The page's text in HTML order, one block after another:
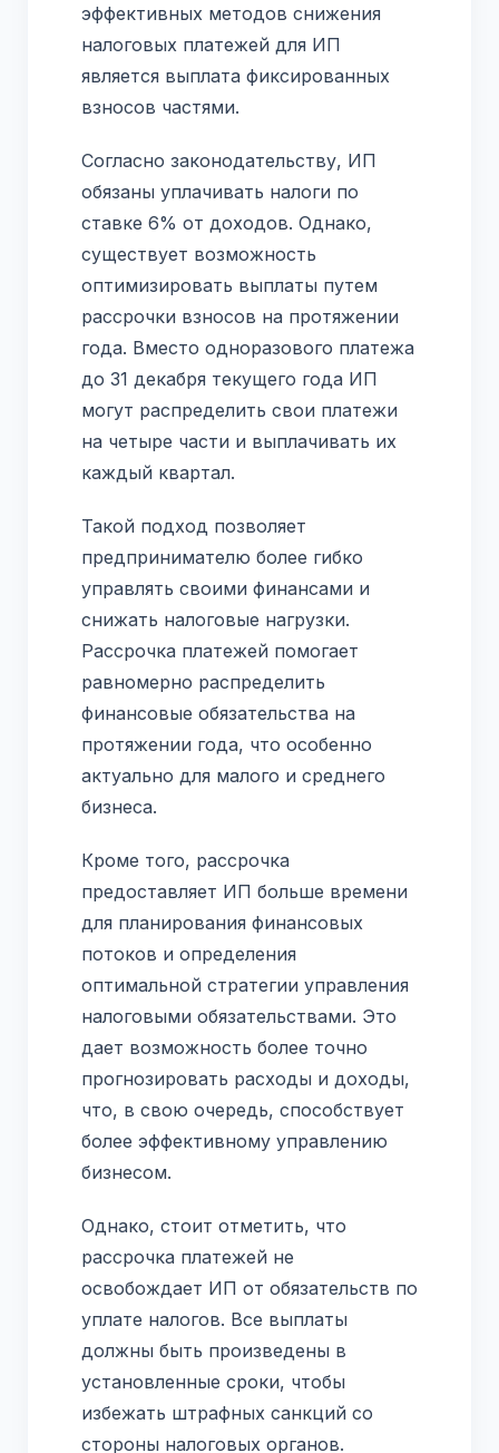
эффективных методов снижения
налоговых платежей для ИП
является выплата фиксированных
взносов частями.
Согласно законодательству, ИП
обязаны уплачивать налоги по
ставке 6% от доходов. Однако,
существует возможность
оптимизировать выплаты путем
рассрочки взносов на протяжении
года. Вместо одноразового платежа
до 31 декабря текущего года ИП
могут распределить свои платежи
на четыре части и выплачивать их
каждый квартал.
Такой подход позволяет
предпринимателю более гибко
управлять своими финансами и
снижать налоговые нагрузки.
Рассрочка платежей помогает
равномерно распределить
финансовые обязательства на
протяжении года, что особенно
актуально для малого и среднего
бизнеса.
Кроме того, рассрочка
предоставляет ИП больше времени
для планирования финансовых
потоков и определения
оптимальной стратегии управления
налоговыми обязательствами. Это
дает возможность более точно
прогнозировать расходы и доходы,
что, в свою очередь, способствует
более эффективному управлению
бизнесом.
Однако, стоит отметить, что
рассрочка платежей не
освобождает ИП от обязательств по
уплате налогов. Все выплаты
должны быть произведены в
установленные сроки, чтобы
избежать штрафных санкций со
стороны налоговых органов.